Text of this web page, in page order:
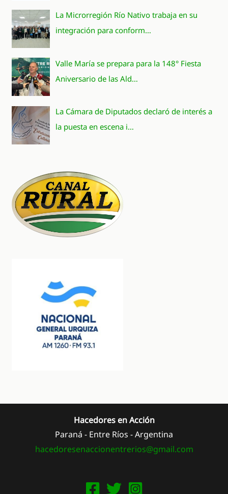
La Microrregión Río Nativo trabaja en su
integración para conform…
Valle María se prepara para la 148° Fiesta
Aniversario de las Ald…
La Cámara de Diputados declaró de interés a
la puesta en escena i…
Hacedores en Acción
Paraná - Entre Ríos - Argentina
hacedoresenaccionentrerios@gmail.com